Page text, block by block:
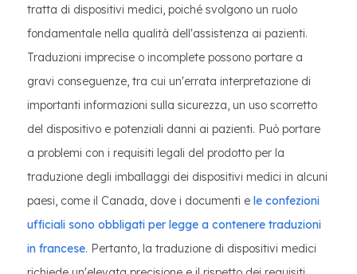
tratta di dispositivi medici, poiché svolgono un ruolo
fondamentale nella qualità dell'assistenza ai pazienti.
Traduzioni imprecise o incomplete possono portare a
gravi conseguenze, tra cui un'errata interpretazione di
importanti informazioni sulla sicurezza, un uso scorretto
del dispositivo e potenziali danni ai pazienti. Può portare
a problemi con i requisiti legali del prodotto per la
traduzione degli imballaggi dei dispositivi medici in alcuni
paesi, come il Canada, dove i documenti e le confezioni
ufficiali sono obbligati per legge a contenere traduzioni
in francese. Pertanto, la traduzione di dispositivi medici